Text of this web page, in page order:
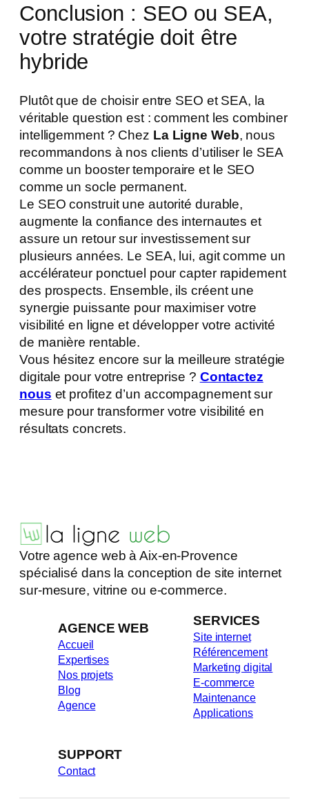
Conclusion : SEO ou SEA,
votre stratégie doit être
hybride
Plutôt que de choisir entre SEO et SEA, la
véritable question est : comment les combiner
intelligemment ? Chez La Ligne Web, nous
recommandons à nos clients d’utiliser le SEA
comme un booster temporaire et le SEO
comme un socle permanent.
Le SEO construit une autorité durable,
augmente la confiance des internautes et
assure un retour sur investissement sur
plusieurs années. Le SEA, lui, agit comme un
accélérateur ponctuel pour capter rapidement
des prospects. Ensemble, ils créent une
synergie puissante pour maximiser votre
visibilité en ligne et développer votre activité
de manière rentable.
Vous hésitez encore sur la meilleure stratégie
digitale pour votre entreprise ? Contactez
nous et profitez d’un accompagnement sur
mesure pour transformer votre visibilité en
résultats concrets.
Votre agence web à Aix-en-Provence
spécialisé dans la conception de site internet
sur-mesure, vitrine ou e-commerce.
AGENCE WEB
Accueil
Expertises
Nos projets
Blog
Agence
SERVICES
Site internet
Référencement
Marketing digital
E-commerce
Maintenance
Applications
SUPPORT
Contact